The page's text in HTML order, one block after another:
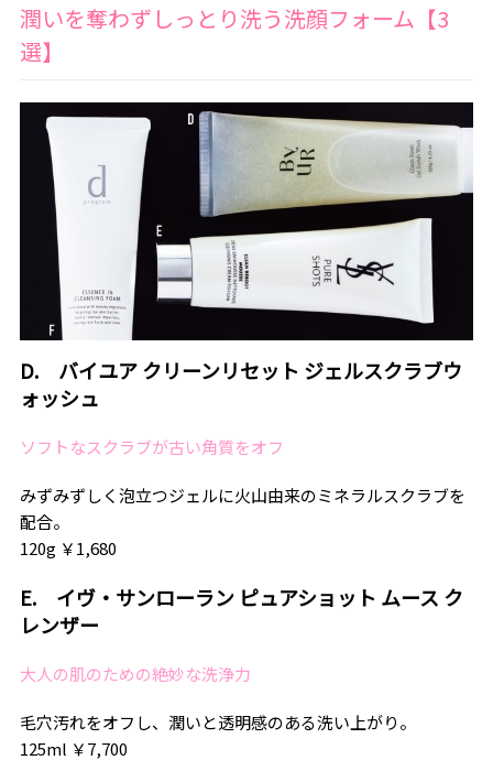
潤いを奪わずしっとり洗う洗顔フォーム【3
選】
D. バイユア クリーンリセット ジェルスクラブウ
ォッシュ
ソフトなスクラブが古い角質をオフ
みずみずしく泡立つジェルに火山由来のミネラルスクラブを
配合。
120g ￥1,680
E. イヴ・サンローラン ピュアショット ムース ク
レンザー
大人の肌のための絶妙な洗浄力
毛穴汚れをオフし、潤いと透明感のある洗い上がり。
125ml ￥7,700